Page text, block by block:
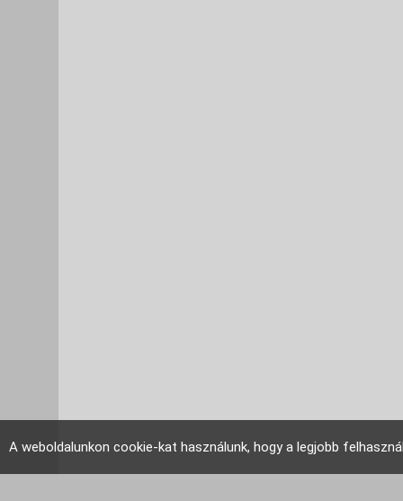
A weboldalunkon cookie-kat használunk, hogy a legjobb